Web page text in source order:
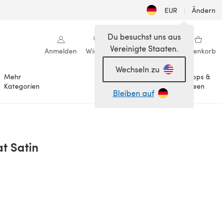
EUR | Ändern
Anmelden Wishlist Meine Bibliothek Warenkorb
Mehr
Kategorien
Anlässe
Tipps &
Ideen
Du besuchst uns aus
Vereinigte Staaten.
Wechseln zu
Bleiben auf
Satin